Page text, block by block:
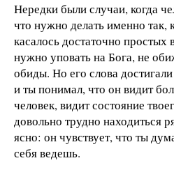
Нередки были случаи, когда
что нужно делать именно так,
касалось достаточно
нужно уповать на Бога, не
обиды. Но его слова
и ты понимал, что он видит
человек, видит состояние
довольно трудно находиться
ясно: он чувствует, что ты
себя ведешь.